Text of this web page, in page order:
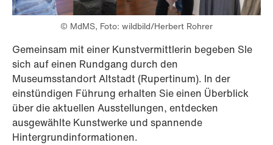
© MdMS, Foto: wildbild/Herbert Rohrer
Gemeinsam mit einer Kunstvermittlerin begeben SIe
sich auf einen Rundgang durch den
Museumsstandort Altstadt (Rupertinum). In der
einstündigen Führung erhalten Sie einen Überblick
über die aktuellen Ausstellungen, entdecken
ausgewählte Kunstwerke und spannende
Hintergrundinformationen.